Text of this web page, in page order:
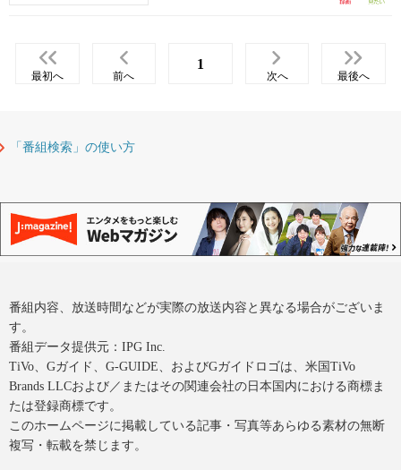
最初へ 前へ
1
次へ 最後へ
「番組検索」の使い方
番組内容、放送時間などが実際の放送内容と異なる場合がございま
す。
番組データ提供元：IPG Inc.
TiVo、Gガイド、G-GUIDE、およびGガイドロゴは、米国TiVo
Brands LLCおよび／またはその関連会社の日本国内における商標ま
たは登録商標です。
このホームページに掲載している記事・写真等あらゆる素材の無断
複写・転載を禁じます。